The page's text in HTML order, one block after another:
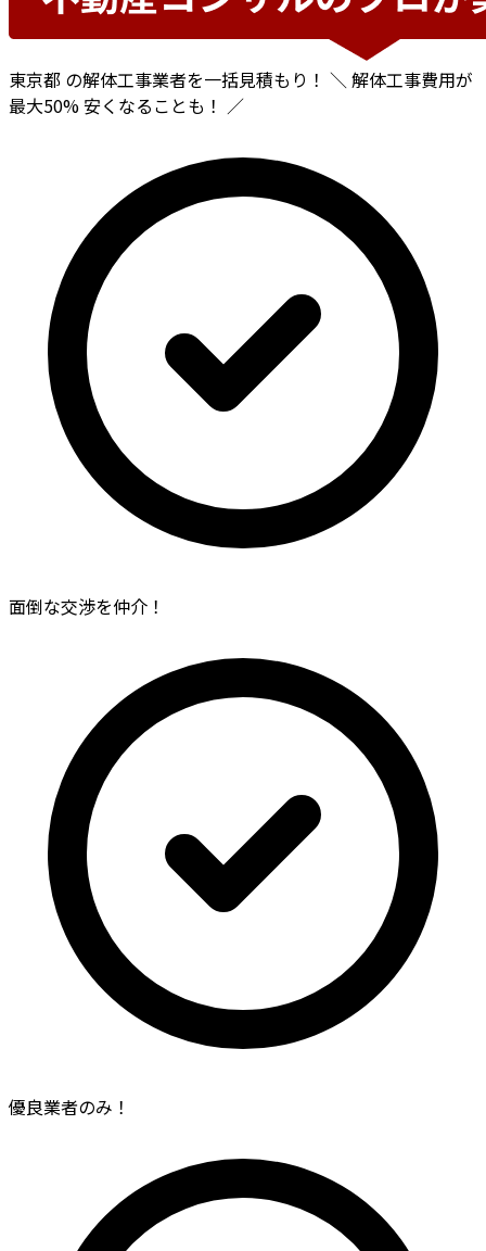
東京都 の解体工事業者を一括見積もり！ ＼ 解体工事費用が
最大50%安くなることも！ ／
面倒な交渉を仲介！
優良業者のみ！